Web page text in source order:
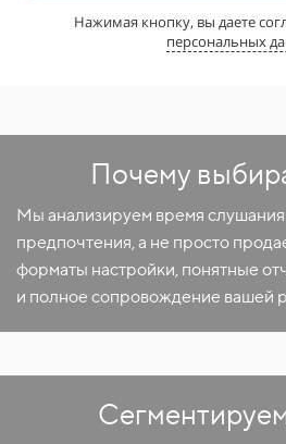
Нажимая кнопку, вы даете
персональных
Почему
Мы анализируем время
предпочтения, а не просто
форматы настройки, понятные
и полное сопровождение вашей